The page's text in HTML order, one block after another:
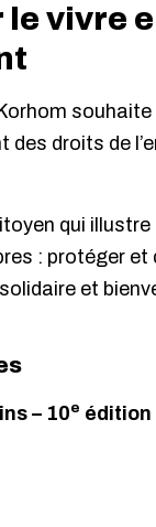
vivre
droits de
qui
: protéger et
et
– 10e édition